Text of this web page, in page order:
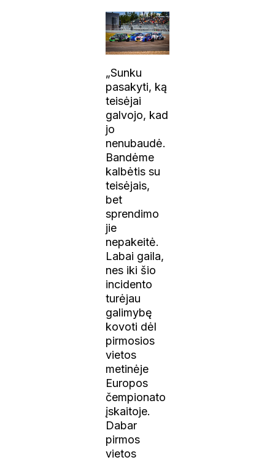
„Sunku
pasakyti, ką
teisėjai
galvojo, kad
jo
nenubaudė.
Bandėme
kalbėtis su
teisėjais,
bet
sprendimo
jie
nepakeitė.
Labai gaila,
nes iki šio
incidento
turėjau
galimybę
kovoti dėl
pirmosios
vietos
metinėje
Europos
čempionato
įskaitoje.
Dabar
pirmos
vietos